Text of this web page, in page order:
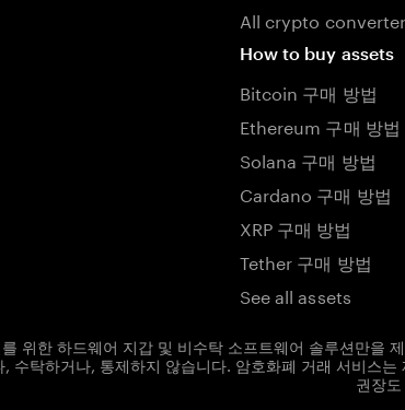
All crypto
How to buy assets
Bitcoin 구매 방법
Ethereum 구매 방법
Solana 구매 방법
Cardano 구매 방법
XRP 구매 방법
Tether 구매 방법
See all assets
위한 하드웨어 지갑 및 비수탁 소프트웨어 솔루션만을
수탁하거나, 통제하지 않습니다. 암호화폐 거래 서비스
권장